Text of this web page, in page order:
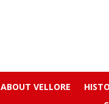
ABOUT VELLORE